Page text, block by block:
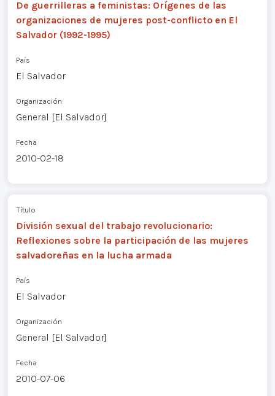
De guerrilleras a feministas: Orígenes de las
organizaciones de mujeres post-conflicto en El
Salvador (1992-1995)
País
El Salvador
Organización
General [El Salvador]
Fecha
2010-02-18
Título
División sexual del trabajo revolucionario:
Reflexiones sobre la participación de las mujeres
salvadoreñas en la lucha armada
País
El Salvador
Organización
General [El Salvador]
Fecha
2010-07-06